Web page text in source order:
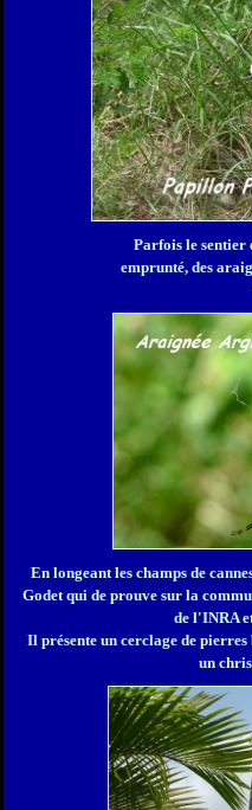
Parfois le sentier
emprunté, des
En longeant les champs de
Godet qui de prouve sur la
de l'INRA
Il présente un cerclage de
un